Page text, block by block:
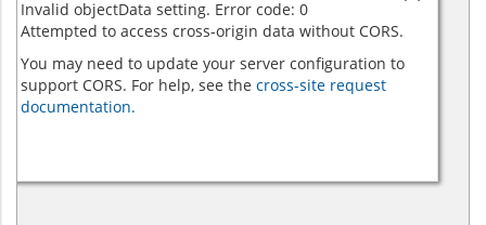
Invalid objectData setting. Error code: 0
Attempted to access cross-origin data without CORS.
You may need to update your server configuration to
support CORS. For help, see the cross-site request
documentation.